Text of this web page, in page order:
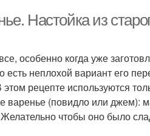
Настойка из
особенно когда уже
неплохой вариант его
рецепте используются
варенье (повидло или джем):
чтобы оно было